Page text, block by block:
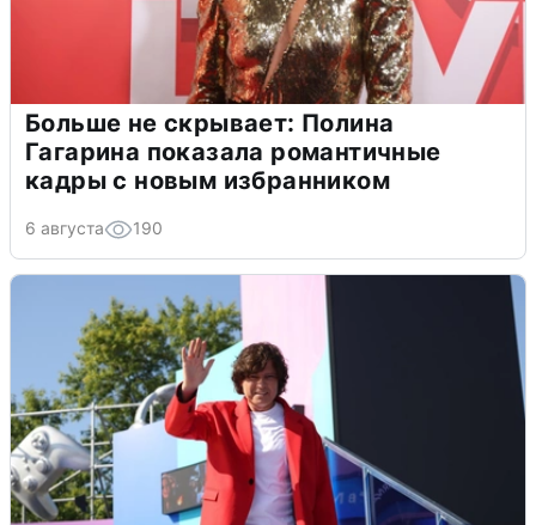
Больше не скрывает: Полина
Гагарина показала романтичные
кадры с новым избранником
6 августа 190